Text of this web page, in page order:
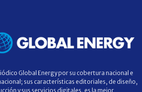
Global Energy por su cobertura nacional e
sus características editoriales, de diseño,
y sus servicios digitales, es la mejor